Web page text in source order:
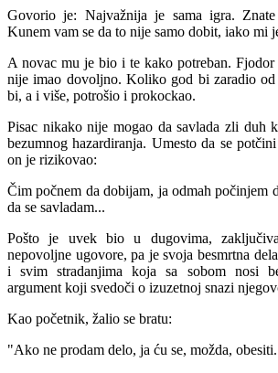
Govorio je: Najvažnija je sama igra.
Kunem vam se da to nije samo dobit, iako mi
A novac mu je bio i te kako potreban.
nije imao dovoljno. Koliko god bi zaradio
bi, a i više, potrošio i prokockao.
Pisac nikako nije mogao da savlada zli duh
bezumnog hazardiranja. Umesto da se
on je rizikovao:
Čim počnem da dobijam, ja odmah počinjem
da se savladam...
Pošto je uvek bio u dugovima,
nepovoljne ugovore, pa je svoja besmrtna
i svim stradanjima koja sa sobom nosi
argument koji svedoči o izuzetnoj snazi
Kao početnik, žalio se bratu:
"Ako ne prodam delo, ja ću se, možda,